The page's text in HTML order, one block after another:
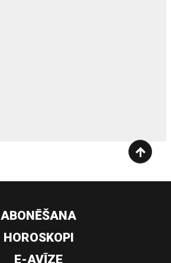
ABONĒŠANA
HOROSKOPI
E-AVĪZE